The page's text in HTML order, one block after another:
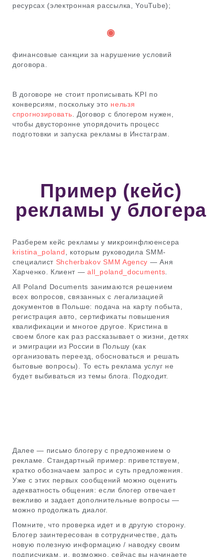
ресурсах (электронная рассылка, YouTube);
◉
финансовые санкции за нарушение условий
договора.
В договоре не стоит прописывать KPI по
конверсиям, поскольку это нельзя
спрогнозировать . Договор с блогером нужен,
чтобы двусторонне упорядочить процесс
подготовки и запуска рекламы в Инстаграм.
Пример (кейс)
рекламы у блогера
Разберем кейс рекламы у микроинфлюенсера
kristina_poland , которым руководила SMM-
специалист Shcherbakov SMM Agency — Аня
Харченко. Клиент —all_poland_documents
All Poland Documents занимаются решением
всех вопросов, связанных с легализацией
документов в Польше: подача на карту побыта,
регистрация авто, сертификаты повышения
квалификации и многое другое. Кристина в
своем блоге как раз рассказывает о жизни, детях
и эмиграции из России в Польшу (как
организовать переезд, обосноваться и решать
бытовые вопросы). То есть реклама услуг не
будет выбиваться из темы блога. Подходит.
Далее — письмо блогеру с предложением о
рекламе. Стандартный пример: приветствуем,
кратко обозначаем запрос и суть предложения.
Уже с этих первых сообщений можно оценить
адекватность общения: если блогер отвечает
вежливо и задает дополнительные вопросы —
можно продолжать диалог.
Помните, что проверка идет и в другую сторону.
Блогер заинтересован в сотрудничестве, дать
новую полезную информацию / наводку своим
подписчикам, и, возможно, сейчас вы начинаете